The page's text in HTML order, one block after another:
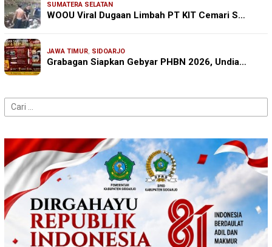
SUMATERA SELATAN
WOOU Viral Dugaan Limbah PT KIT Cemari S…
JAWA TIMUR, SIDOARJO
Grabagan Siapkan Gebyar PHBN 2026, Undia…
Cari
untuk: